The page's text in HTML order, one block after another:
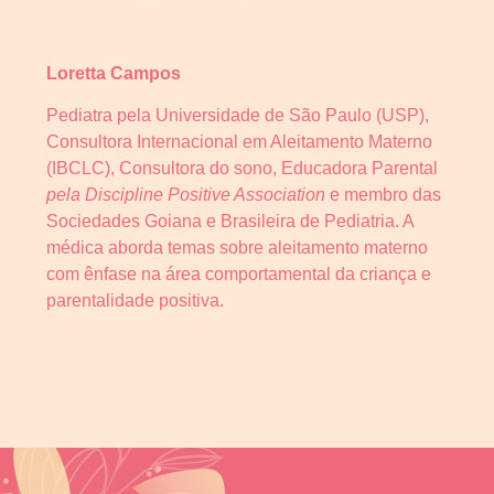
Loretta Campos
Pediatra pela Universidade de São Paulo (USP),
Consultora Internacional em Aleitamento Materno
(IBCLC), Consultora do sono, Educadora Parental
pela Discipline Positive Association e membro das
Sociedades Goiana e Brasileira de Pediatria. A
médica aborda temas sobre aleitamento materno
com ênfase na área comportamental da criança e
parentalidade positiva.